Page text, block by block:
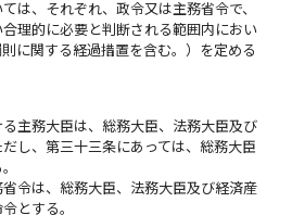
は、それぞれ、政令又は主務省令で、
理的に必要と判断される範囲内におい
に関する経過措置を含む。）を定める
主務大臣は、総務大臣、法務大臣及び
し、第三十三条にあっては、総務大臣
令は、総務大臣、法務大臣及び経済産
とする。